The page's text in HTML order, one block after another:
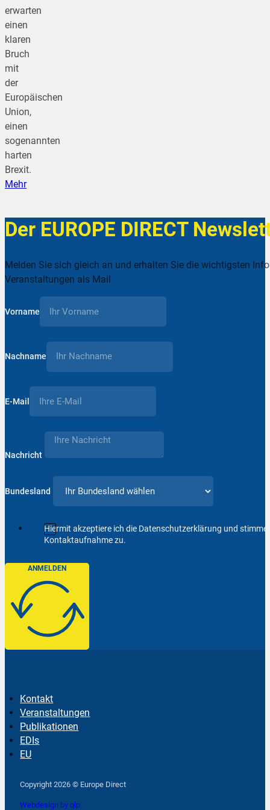
erwarten
einen
klaren
Bruch
mit
der
Europäischen
Union,
einen
sogenannten
harten
Brexit.
Mehr
Der EUROPE DIRECT
Melden Sie sich gleich an und erhalten Sie die wichtigsten
Veranstaltungen als Mail
Vorname
Nachname
E-Mail
Nachricht
Bundesland
Hiermit akzeptiere ich die Datenschutzerklärung und
Kontaktaufnahme zu.
ANMELDEN
Kontakt
Veranstaltungen
Publikationen
EDIs
EU
Copyright 2026 © Europe Direct
Webdesign by qlp